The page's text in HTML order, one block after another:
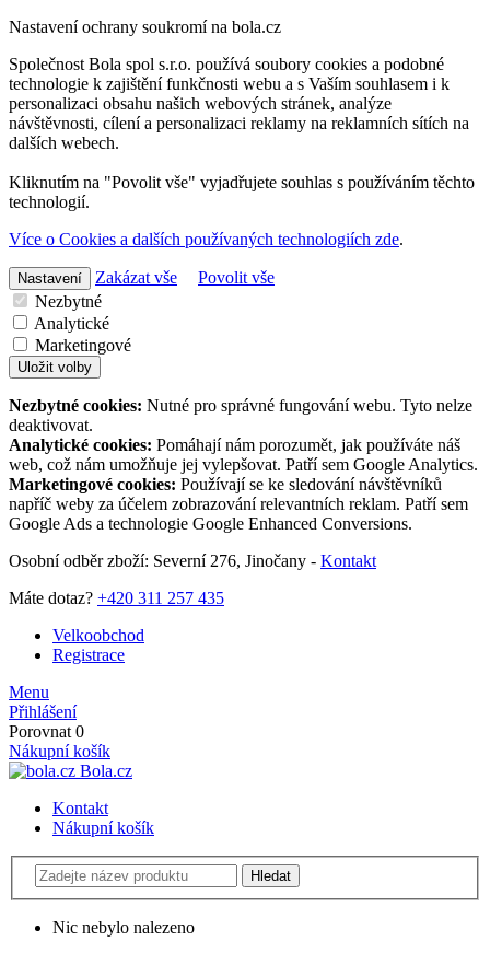
Nastavení ochrany soukromí na bola.cz
Společnost Bola spol s.r.o. používá soubory cookies a podobné
technologie k zajištění funkčnosti webu a s Vaším souhlasem i k
personalizaci obsahu našich webových stránek, analýze
návštěvnosti, cílení a personalizaci reklamy na reklamních sítích na
dalších webech.
Kliknutím na "Povolit vše" vyjadřujete souhlas s používáním těchto
technologií.
Více o Cookies a dalších používaných technologiích zde.
Nastavení Zakázat vše
Povolit vše
Nezbytné
Analytické
Marketingové
Uložit volby
Nezbytné cookies: Nutné pro správné fungování webu. Tyto nelze
deaktivovat.
Analytické cookies: Pomáhají nám porozumět, jak používáte náš
web, což nám umožňuje jej vylepšovat. Patří sem Google Analytics.
Marketingové cookies: Používají se ke sledování návštěvníků
napříč weby za účelem zobrazování relevantních reklam. Patří sem
Google Ads a technologie Google Enhanced Conversions.
Osobní odběr zboží: Severní 276, Jinočany - Kontakt
Máte dotaz? +420 311 257 435
Velkoobchod
Registrace
Menu
Přihlášení
Porovnat 0
Nákupní košík
Bola.cz
Kontakt
Nákupní košík
Nic nebylo nalezeno